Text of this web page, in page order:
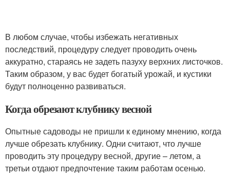
В любом случае, чтобы избежать негативных
последствий, процедуру следует проводить очень
аккуратно, стараясь не задеть пазуху верхних листочков.
Таким образом, у вас будет богатый урожай, и кустики
будут полноценно развиваться.
Когда обрезают клубнику весной
Опытные садоводы не пришли к единому мнению, когда
лучше обрезать клубнику. Одни считают, что лучше
проводить эту процедуру весной, другие – летом, а
третьи отдают предпочтение таким работам осенью.